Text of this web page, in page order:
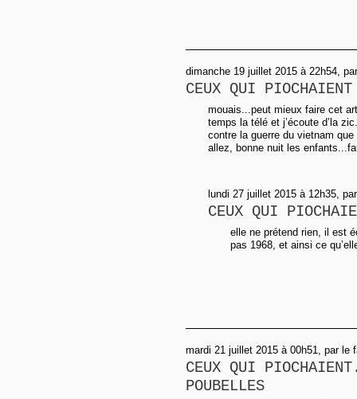
dimanche 19 juillet 2015 à 22h54,
CEUX QUI PIOCHAIENT
mouais...peut mieux faire cet
temps la télé et j’écoute d’la
contre la guerre du vietnam
allez, bonne nuit les
lundi 27 juillet 2015 à 12h35,
CEUX QUI
elle ne prétend rien, il est
pas 1968, et ainsi ce
mardi 21 juillet 2015 à 00h51, par le
CEUX QUI
POUBELLES